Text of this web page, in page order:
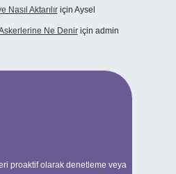
Nasıl Aktarılıriçin Aysel
Ne Deniriçin admin
proaktif olarak denetleme veya